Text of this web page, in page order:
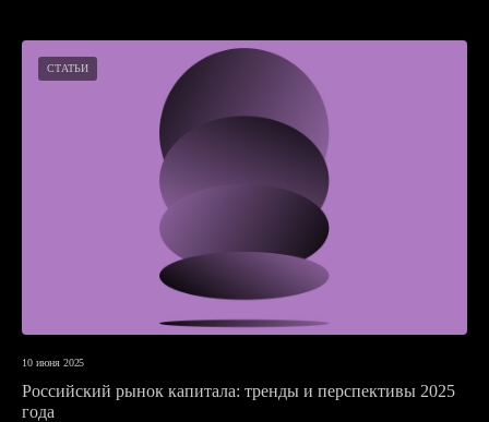
СТАТЬИ
10 июня 2025
Российский рынок капитала: тренды и перспективы 2025
года